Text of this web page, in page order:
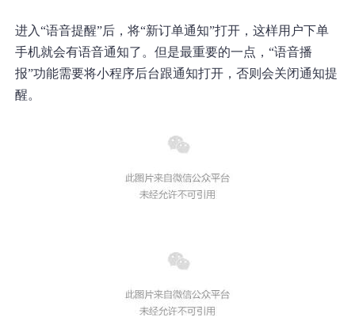
进入“语音提醒”后，将“新订单通知”打开，这样用户下单
手机就会有语音通知了。但是最重要的一点，“语音播
报”功能需要将小程序后台跟通知打开，否则会关闭通知提
醒。